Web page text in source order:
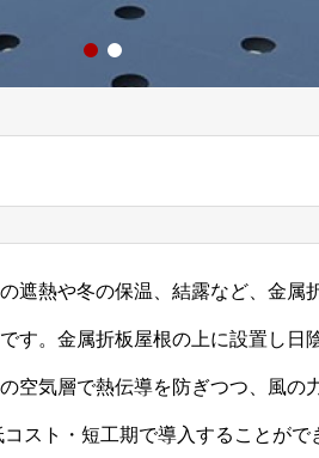
遮熱や冬の保温、結露など、金属
す。金属折板屋根の上に設置し日
空気層で熱伝導を防ぎつつ、風の
スト・短工期で導入することが